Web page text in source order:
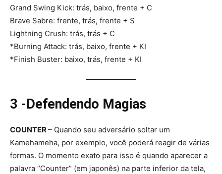
Grand Swing Kick: trás, baixo, frente + C
Brave Sabre: frente, trás, frente + S
Lightning Crush: trás, trás + C
*Burning Attack: trás, baixo, frente + KI
*Finish Buster: baixo, trás, frente + KI
3 -Defendendo Magias
COUNTER– Quando seu adversário soltar um
Kamehameha, por exemplo, você poderá reagir de várias
formas. O momento exato para isso é quando aparecer a
palavra “Counter” (em japonês) na parte inferior da tela,